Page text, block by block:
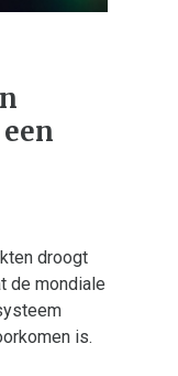
droogt
de mondiale
is.